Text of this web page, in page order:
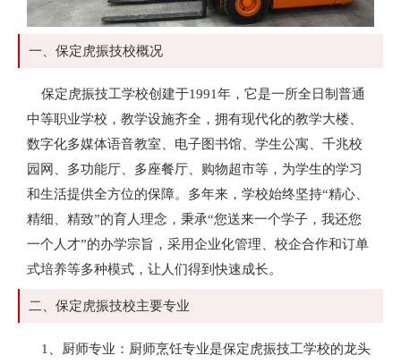
一、保定虎振技校概况
保定虎振技工学校创建于1991年，它是一所全日制普通
中等职业学校，教学设施齐全，拥有现代化的教学大楼、
数字化多媒体语音教室、电子图书馆、学生公寓、千兆校
园网、多功能厅、多座餐厅、购物超市等，为学生的学习
和生活提供全方位的保障。多年来，学校始终坚持“精心、
精细、精致”的育人理念，秉承“您送来一个学子，我还您
一个人才”的办学宗旨，采用企业化管理、校企合作和订单
式培养等多种模式，让人们得到快速成长。
二、保定虎振技校主要专业
1、厨师专业：厨师烹饪专业是保定虎振技工学校的龙头